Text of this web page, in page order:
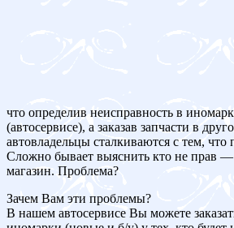
что определив неисправность в
(автосервисе), а заказав запчасти в
автовладельцы сталкиваются с тем, что
Сложно бывает выяснить кто не прав —
магазин. Проблема?
Зачем Вам эти проблемы?
В нашем автосервисе Вы можете